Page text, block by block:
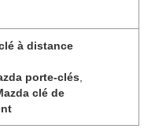
à distance
porte-clés
clé de